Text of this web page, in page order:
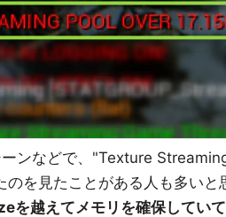
ンなどで、"Texture
を見たことがある人も多いと
を越えてメモリを確保してい